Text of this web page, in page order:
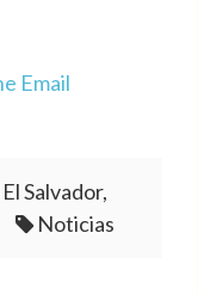
Salvador,
Noticias